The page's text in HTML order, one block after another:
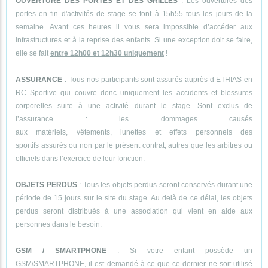
portes en fin d'activités de stage se font à 15h55 tous les jours de la
semaine. Avant ces heures il vous sera impossible d’accéder aux
infrastructures et à la reprise des enfants. Si une exception doit se faire,
elle se fait entre 12h00 et 12h30 uniquement !
ASSURANCE : Tous nos participants sont assurés auprès d’ETHIAS en
RC Sportive qui couvre donc uniquement les accidents et blessures
corporelles suite à une activité durant le stage. Sont exclus de
l’assurance : les dommages causés
aux matériels, vêtements, lunettes et effets personnels des
sportifs assurés ou non par le présent contrat, autres que les arbitres ou
officiels dans l’exercice de leur fonction.
OBJETS PERDUS: Tous les objets perdus seront conservés durant une
période de 15 jours sur le site du stage. Au delà de ce délai, les objets
perdus seront distribués à une association qui vient en aide aux
personnes dans le besoin.
GSM / SMARTPHONE : Si votre enfant possède un
GSM/SMARTPHONE, il est demandé à ce que ce dernier ne soit utilisé